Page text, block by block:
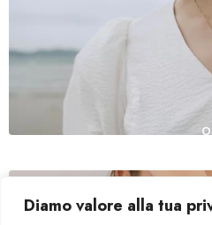
Diamo valore alla tua
Free Shipping On Over $50